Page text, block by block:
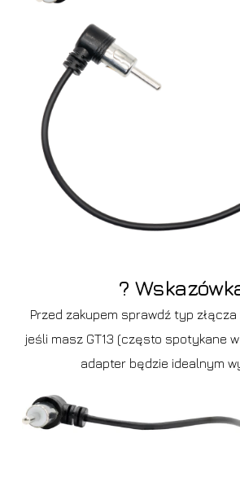
?
Przed zakupem sprawdź typ
jeśli masz GT13 (często spotykane
adapter będzie idealnym